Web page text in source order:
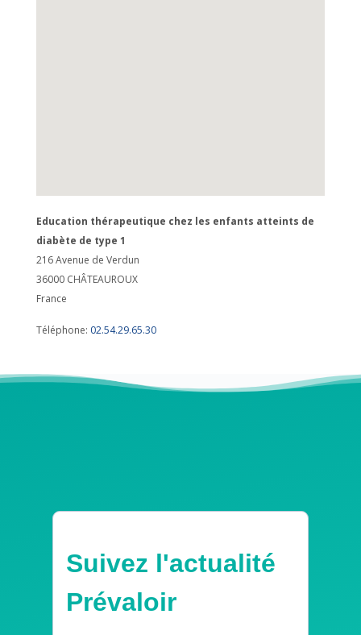
Education thérapeutique chez les enfants atteints de
diabète de type 1
216 Avenue de Verdun
36000 CHÂTEAUROUX
France
Téléphone: 02.54.29.65.30